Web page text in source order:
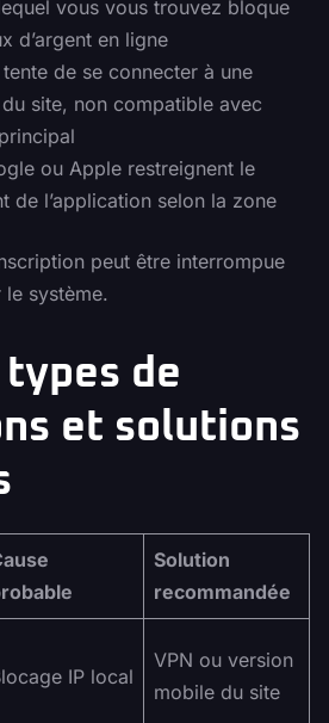
vous vous trouvez bloque
d’argent en ligne
de se connecter à une
site, non compatible avec
ou Apple restreignent le
de l’application selon la zone
peut être interrompue
système.
de
et solutions
Solution
recommandée
IP local
VPN ou version
mobile du site